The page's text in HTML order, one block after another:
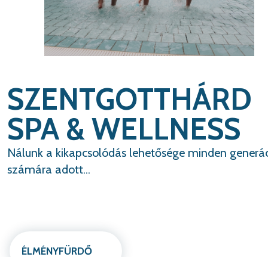
SZENTGOTTHÁRD
SPA & WELLNESS
Nálunk a kikapcsolódás lehetősége minden
számára adott...
SZAUNAPARK